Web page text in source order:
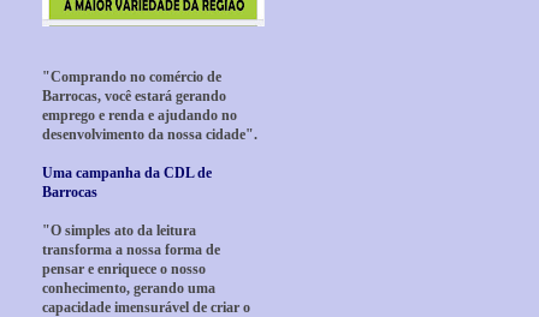
"Comprando no comércio de
Barrocas, você estará gerando
emprego e renda e ajudando no
desenvolvimento da nossa cidade".
Uma campanha da CDL de
Barrocas
"O simples ato da leitura
transforma a nossa forma de
pensar e enriquece o nosso
conhecimento, gerando uma
capacidade imensurável de criar o